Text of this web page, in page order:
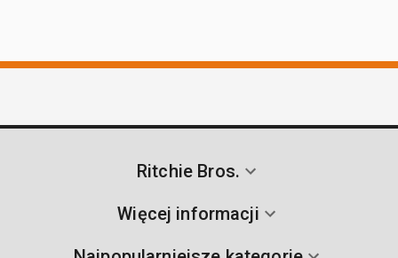
Ritchie Bros.
Więcej informacji